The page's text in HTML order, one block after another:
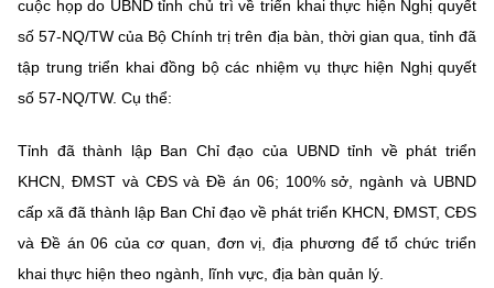
Chọn ngôn ngữ
BỘ KHOA HỌC VÀ CÔNG NGHỆ
MINISTRY OF SCIENCE AND TECHNOLOGY
cuộc họp do UBND tỉnh chủ trì về triển khai thực hiện Nghị quyết
số 57-NQ/TW của Bộ Chính trị trên địa bàn, thời gian qua, tỉnh đã
tập trung triển khai đồng bộ các nhiệm vụ thực hiện Nghị quyết
số 57-NQ/TW. Cụ thể:
Tỉnh đã thành lập Ban Chỉ đạo của UBND tỉnh về phát triển
KHCN, ĐMST và CĐS và Đề án 06; 100% sở, ngành và UBND
cấp xã đã thành lập Ban Chỉ đạo về phát triển KHCN, ĐMST, CĐS
và Đề án 06 của cơ quan, đơn vị, địa phương để tổ chức triển
khai thực hiện theo ngành, lĩnh vực, địa bàn quản lý.